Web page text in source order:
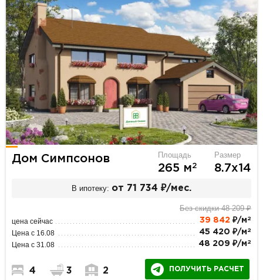
Дом Симпсонов Площадь
265 м2
Размер
8.7х14
В ипотеку: от 71 734 ₽/мес.
Без скидки 48 209 ₽
цена сейчас 39 842₽/м 2
Цена с 16.08 45 420 ₽/м 2
Цена с 31.08 48 209 ₽/м 2
4 3 2 ПОЛУЧИТЬ РАСЧЕТ